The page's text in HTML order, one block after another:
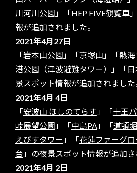
川河川公園 」「HEP FIVE観覧車
報が追加されました。
2021年4月27日
「岩本山公園 」「京塚山 」「熱
港公園（津波避難タワー）
」「
景スポット情報が追加されました
2021年4月 4日
「安波山 ほしのてらす 」「十王
峠展望公園 」「中島PA 」「道頓堀
えびすタワー 」「花蓮ファーグ
台 」の夜景スポット情報が追加さ
2021年4月 2日